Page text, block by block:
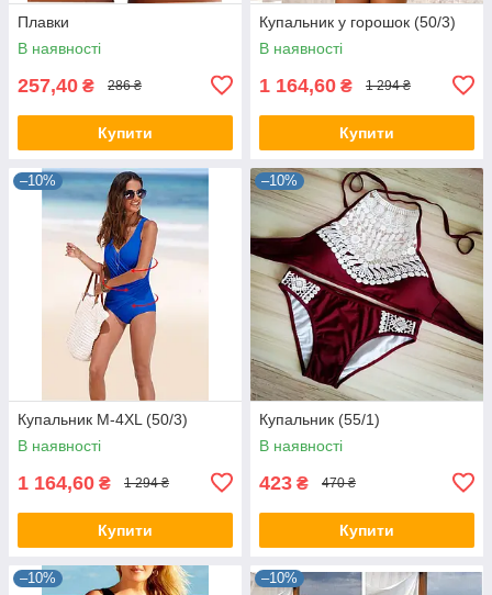
Плавки
В наявності
257,40 ₴ 286 ₴
Купити
Купальник у горошок (50/3)
В наявності
1 164,60 ₴ 1 294 ₴
Купити
–10%
Купальник М-4XL (50/3)
В наявності
1 164,60 ₴ 1 294 ₴
Купити
–10%
Купальник (55/1)
В наявності
423 ₴ 470 ₴
Купити
–10% –10%